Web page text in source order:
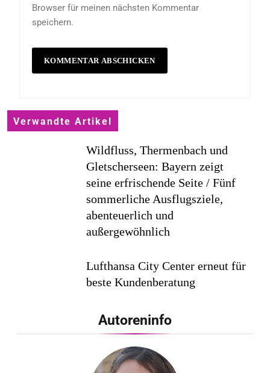
Browser für meinen nächsten Kommentar
speichern.
Verwandte Artikel
Wildfluss, Thermenbach und
Gletscherseen: Bayern zeigt
seine erfrischende Seite / Fünf
sommerliche Ausflugsziele,
abenteuerlich und
außergewöhnlich
Lufthansa City Center erneut für
beste Kundenberatung
Studie sieht LCC zum siebten
Mal in Folge vorn
Cool down am Hintertuxer
Autoreninfo